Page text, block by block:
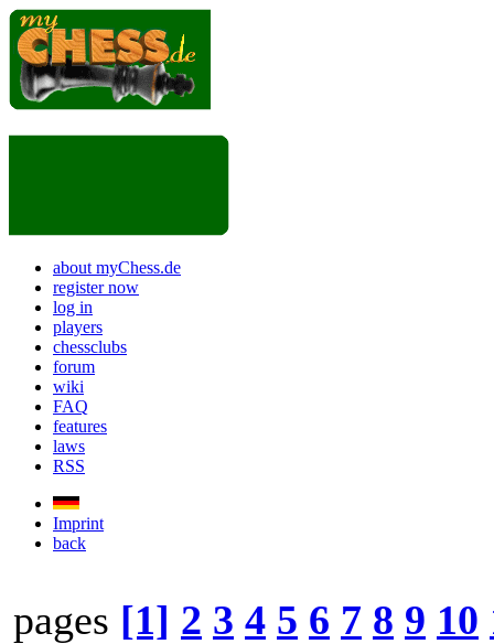
about myChess.de
register now
log in
players
chessclubs
forum
wiki
FAQ
features
laws
RSS
Imprint
back
pages [1] 2 3 4 5 6 7 8 9 10